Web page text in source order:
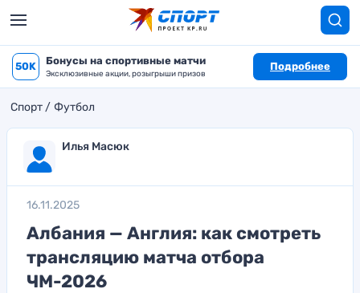
50K Бонусы на спортивные матчи
Эксклюзивные акции, розыгрыши призов
Подробнее
Спорт Футбол
Илья Масюк
16.11.2025
Албания — Англия: как смотреть
трансляцию матча отбора
ЧМ-2026